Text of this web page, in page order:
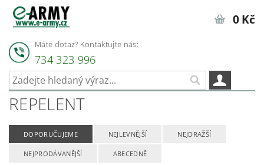
Máte dotaz? Kontaktujte nás:
734 323 996
0 Kč
REPELENT
DOPORUČUJEME NEJLEVNĚJŠÍ NEJDRAŽŠÍ
NEJPRODÁVANĚJŠÍ ABECEDNĚ